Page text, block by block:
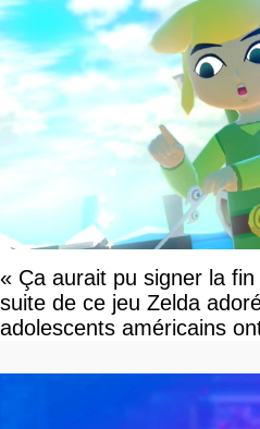
« Ça aurait pu signer la
suite de ce jeu Zelda
adolescents américains